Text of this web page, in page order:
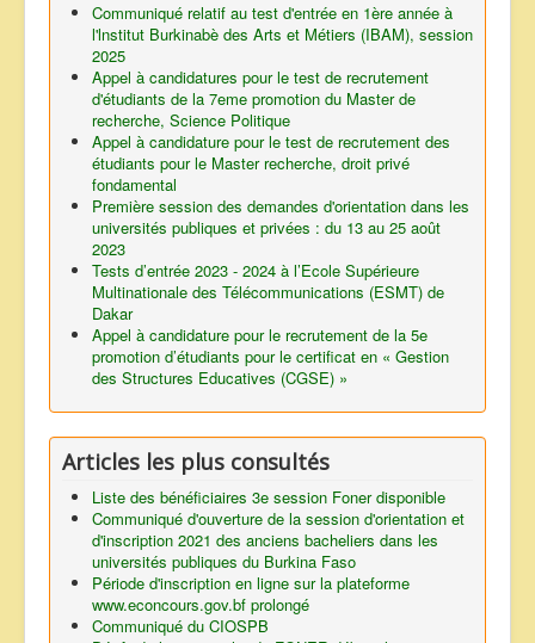
Communiqué relatif au test d'entrée en 1ère année à
l'lnstitut Burkinabè des Arts et Métiers (IBAM), session
2025
Appel à candidatures pour le test de recrutement
d'étudiants de la 7eme promotion du Master de
recherche, Science Politique
Appel à candidature pour le test de recrutement des
étudiants pour le Master recherche, droit privé
fondamental
Première session des demandes d'orientation dans les
universités publiques et privées : du 13 au 25 août
2023
Tests d’entrée 2023 - 2024 à l’Ecole Supérieure
Multinationale des Télécommunications (ESMT) de
Dakar
Appel à candidature pour le recrutement de la 5e
promotion d’étudiants pour le certificat en « Gestion
des Structures Educatives (CGSE) »
Articles les plus consultés
Liste des bénéficiaires 3e session Foner disponible
Communiqué d'ouverture de la session d'orientation et
d'inscription 2021 des anciens bacheliers dans les
universités publiques du Burkina Faso
Période d'inscription en ligne sur la plateforme
www.econcours.gov.bf prolongé
Communiqué du CIOSPB